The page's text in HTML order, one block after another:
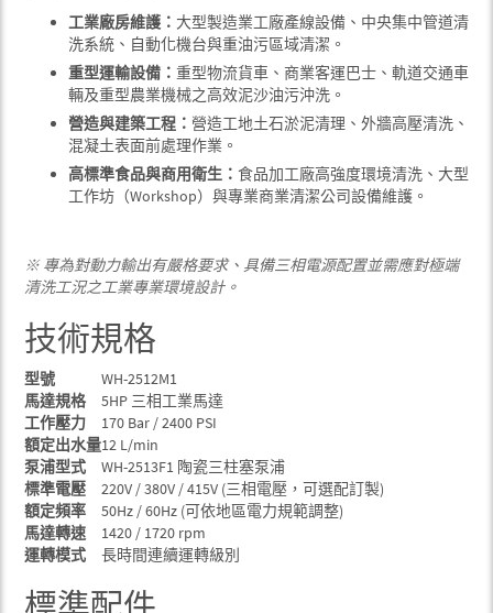
工業廠房維護： 大型製造業工廠產線設備、中央集中管道清
洗系統、自動化機台與重油污區域清潔。
重型運輸設備： 重型物流貨車、商業客運巴士、軌道交通車
輛及重型農業機械之高效泥沙油污沖洗。
營造與建築工程： 營造工地土石淤泥清理、外牆高壓清洗、
混凝土表面前處理作業。
高標準食品與商用衛生： 食品加工廠高強度環境清洗、大型
工作坊（Workshop）與專業商業清潔公司設備維護。
※ 專為對動力輸出有嚴格要求、具備三相電源配置並需應對極端
清洗工況之工業專業環境設計。
技術規格
型號
WH-2512M1
馬達規格
5HP 三相工業馬達
工作壓力
170 Bar / 2400 PSI
額定出水量12 L/min
泵浦型式
WH-2513F1 陶瓷三柱塞泵浦
標準電壓
220V / 380V / 415V (三相電壓，可選配訂製)
額定頻率
50Hz / 60Hz (可依地區電力規範調整)
馬達轉速
1420 / 1720 rpm
運轉模式
長時間連續運轉級別